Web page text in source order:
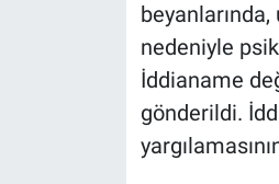
nedeniyle
İddianame
gönderildi.